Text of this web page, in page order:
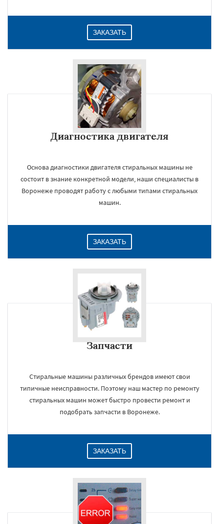
ЗАКАЗАТЬ
Диагностика двигателя
Основа диагностики двигателя стиральных машины не
состоит в знание конкретной модели, наши специалисты в
Воронеже проводят работу с любыми типами стиральных
машин.
ЗАКАЗАТЬ
Запчасти
Стиральные машины различных брендов имеют свои
типичные неисправности. Поэтому наш мастер по ремонту
стиральных машин может быстро провести ремонт и
подобрать запчасти в Воронеже.
ЗАКАЗАТЬ